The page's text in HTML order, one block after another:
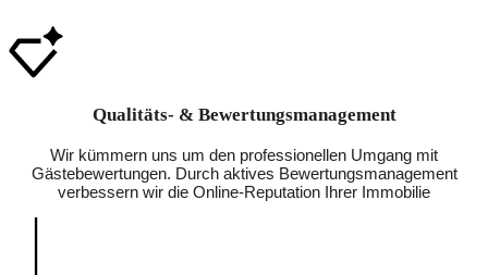
Qualitäts- & Bewertungsmanagement
Wir kümmern uns um den professionellen Umgang mit
Gästebewertungen. Durch aktives Bewertungsmanagement
verbessern wir die Online-Reputation Ihrer Immobilie